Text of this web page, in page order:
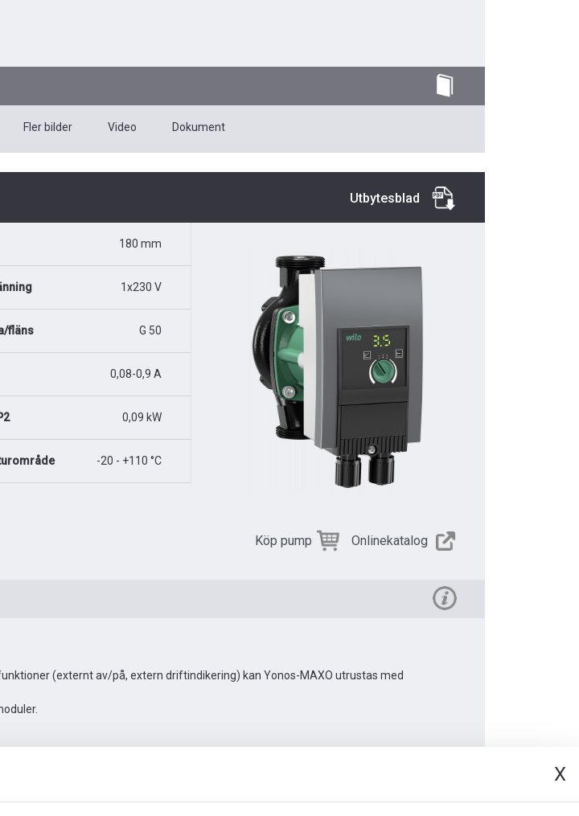
X
Fler bilder Video Dokument
Utbytesblad
180 mm
1x230 V
fläns G 50
0,08-0,9 A
0,09 kW
-20 - +110 °C
Köp pump Onlinekatalog
(externt av/på, extern driftindikering) kan Yonos-MAXO utrustas med